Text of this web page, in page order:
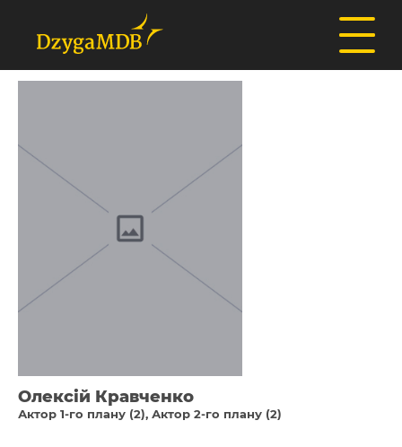
Олексій Кравченко
Актор 1-го плану (2) Актор 2-го плану (2)